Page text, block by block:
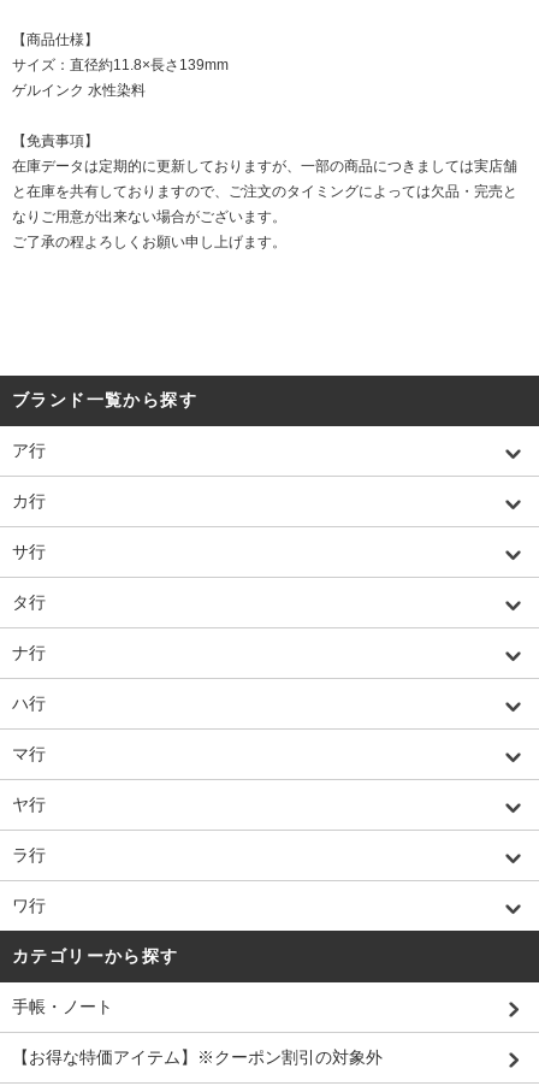
【商品仕様】
サイズ：直径約11.8×長さ139mm
ゲルインク 水性染料
【免責事項】
在庫データは定期的に更新しておりますが、一部の商品につきましては実店舗
と在庫を共有しておりますので、ご注文のタイミングによっては欠品・完売と
なりご用意が出来ない場合がございます。
ご了承の程よろしくお願い申し上げます。
ブランド一覧から探す
ア行
カ行
サ行
タ行
ナ行
ハ行
マ行
ヤ行
ラ行
ワ行
カテゴリーから探す
手帳・ノート
【お得な特価アイテム】※クーポン割引の対象外